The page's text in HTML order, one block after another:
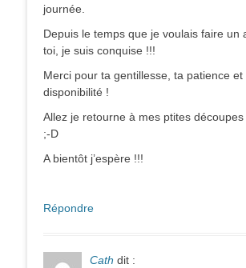
journée.
Depuis le temps que je voulais faire un
toi, je suis conquise !!!
Merci pour ta gentillesse, ta patience et
disponibilité !
Allez je retourne à mes ptites
;-D
A bientôt j’espère !!!
Répondre
Cath dit :